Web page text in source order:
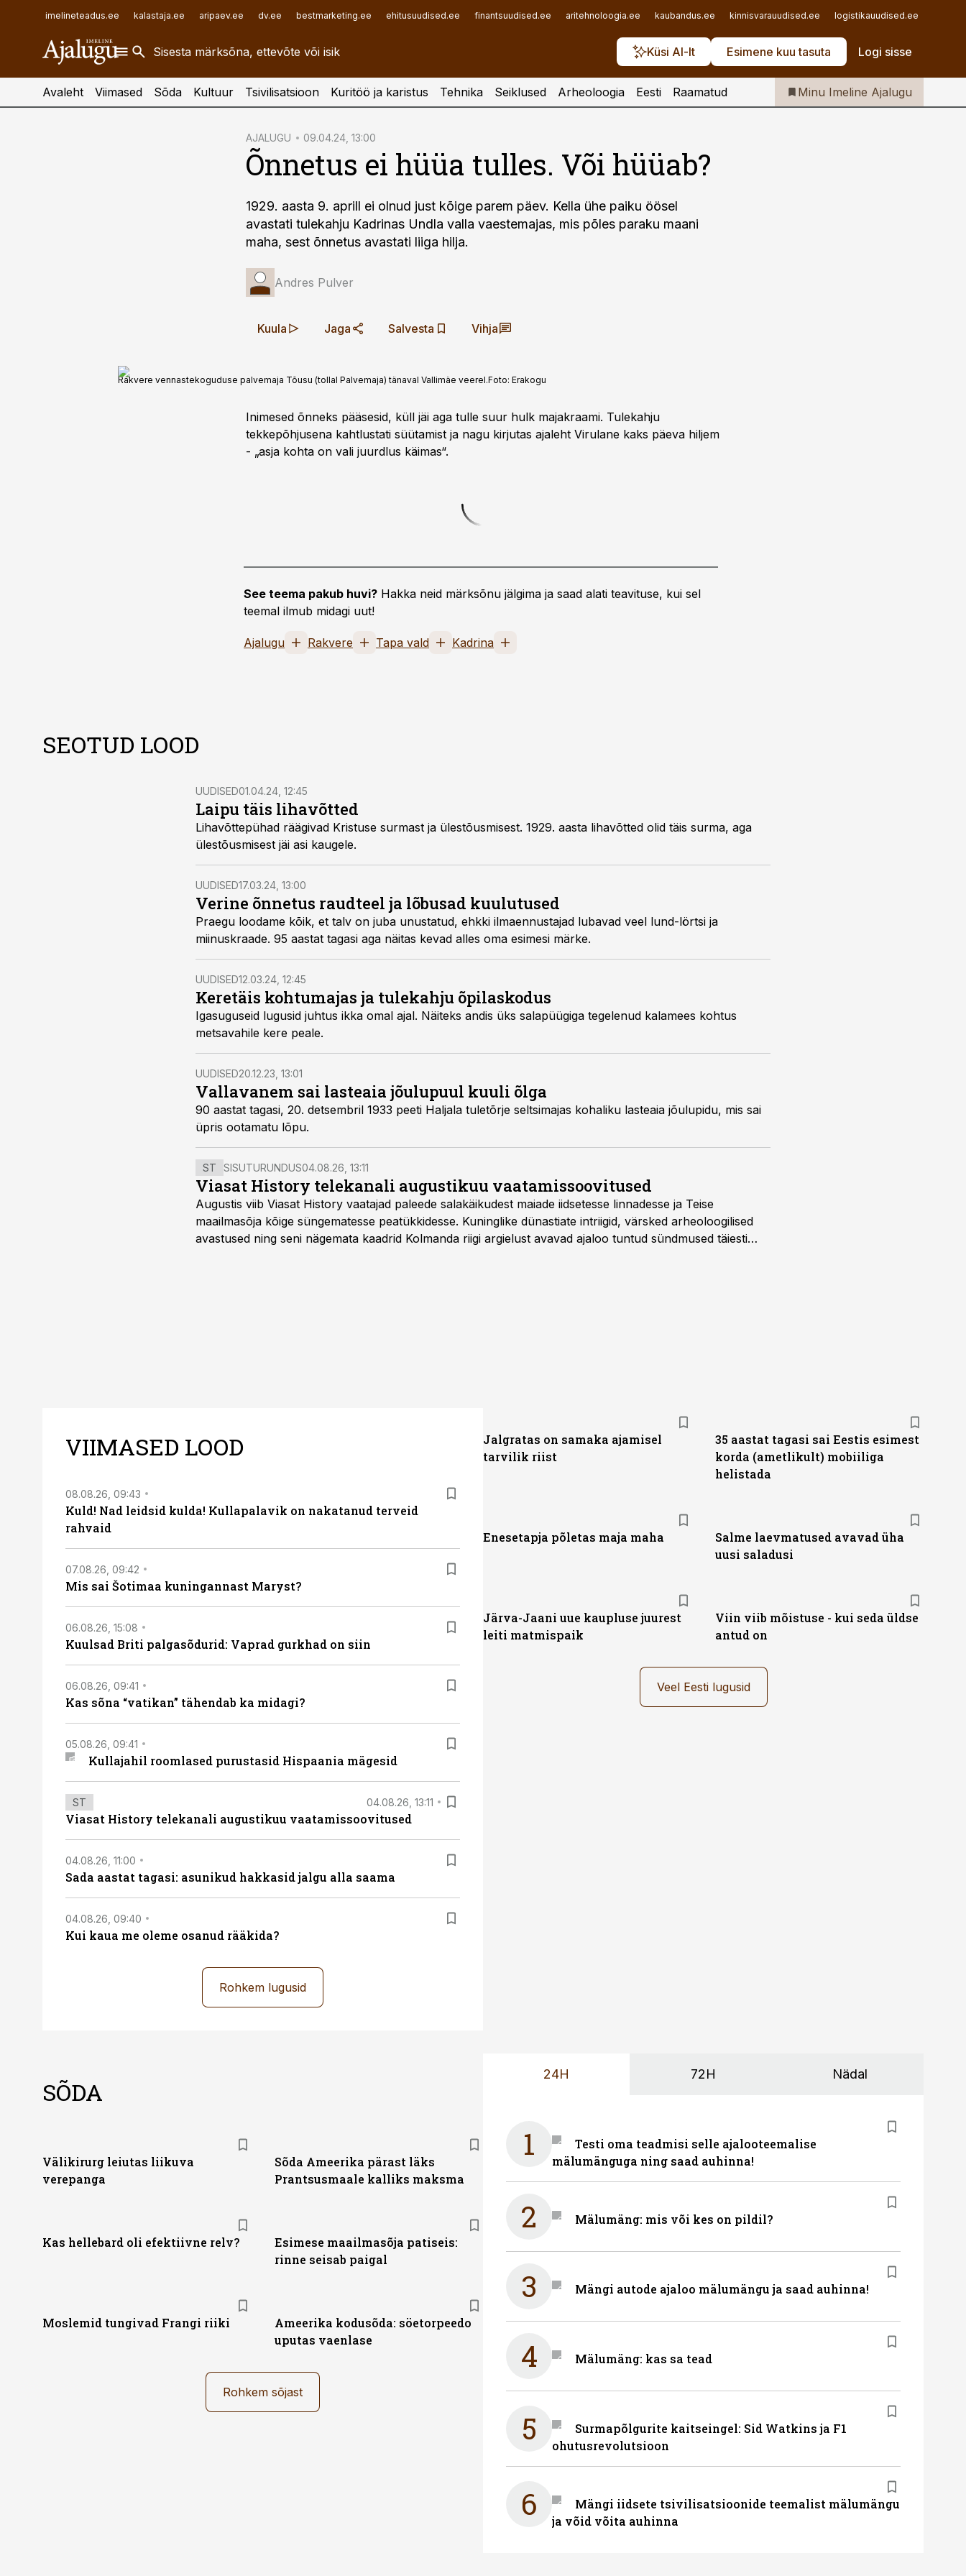
imelineteadus.ee kalastaja.ee aripaev.ee dv.ee bestmarketing.ee ehitusuudised.ee finantsuudised.ee aritehnoloogia.ee kaubandus.ee kinnisvarauudised.ee logistikauudised.ee
Küsi AI-lt Esimene kuu tasuta Logi sisse
finantsuudised.ee
aritehnoloogia.ee
toostusuudised.ee
Iseteenindus
Telli Imeline Ajalugu
Avaleht Viimased Sõda Kultuur Tsivilisatsioon Kuritöö ja karistus Tehnika Seiklused Arheoloogia Eesti Raamatud Minu Imeline Ajalugu
AJALUGU 09.04.24, 13:00
Õnnetus ei hüüa tulles. Või hüüab?
1929. aasta 9. aprill ei olnud just kõige parem päev. Kella ühe paiku öösel
avastati tulekahju Kadrinas Undla valla vaestemajas, mis põles paraku maani
maha, sest õnnetus avastati liiga hilja.
Andres Pulver
Kuula Jaga Salvesta Vihja
Rakvere vennastekoguduse palvemaja Tõusu (tollal Palvemaja) tänaval Vallimäe veerel.Foto: Erakogu
Inimesed õnneks pääsesid, küll jäi aga tulle suur hulk majakraami. Tulekahju
tekkepõhjusena kahtlustati süütamist ja nagu kirjutas ajaleht Virulane kaks päeva hiljem
- „asja kohta on vali juurdlus käimas“.
See teema pakub huvi? Hakka neid märksõnu jälgima ja saad alati teavituse, kui sel
teemal ilmub midagi uut!
Ajalugu Rakvere Tapa vald Kadrina
SEOTUD LOOD
UUDISED01.04.24, 12:45
Laipu täis lihavõtted
Lihavõttepühad räägivad Kristuse surmast ja ülestõusmisest. 1929. aasta lihavõtted olid täis surma, aga
ülestõusmisest jäi asi kaugele.
UUDISED17.03.24, 13:00
Verine õnnetus raudteel ja lõbusad kuulutused
Praegu loodame kõik, et talv on juba unustatud, ehkki ilmaennustajad lubavad veel lund-lörtsi ja
miinuskraade. 95 aastat tagasi aga näitas kevad alles oma esimesi märke.
UUDISED12.03.24, 12:45
Keretäis kohtumajas ja tulekahju õpilaskodus
Igasuguseid lugusid juhtus ikka omal ajal. Näiteks andis üks salapüügiga tegelenud kalamees kohtus
metsavahile kere peale.
UUDISED20.12.23, 13:01
Vallavanem sai lasteaia jõulupuul kuuli õlga
90 aastat tagasi, 20. detsembril 1933 peeti Haljala tuletõrje seltsimajas kohaliku lasteaia jõulupidu, mis sai
üpris ootamatu lõpu.
ST SISUTURUNDUS04.08.26, 13:11
Viasat History telekanali augustikuu vaatamissoovitused
Augustis viib Viasat History vaatajad paleede salakäikudest maiade iidsetesse linnadesse ja Teise
maailmasõja kõige süngematesse peatükkidesse. Kuninglike dünastiate intriigid, värsked arheoloogilised
avastused ning seni nägemata kaadrid Kolmanda riigi argielust avavad ajaloo tuntud sündmused täiesti
VIIMASED LOOD
08.08.26, 09:43
Kuld! Nad leidsid kulda! Kullapalavik on nakatanud terveid
rahvaid
07.08.26, 09:42
Mis sai Šotimaa kuningannast Maryst?
06.08.26, 15:08
Kuulsad Briti palgasõdurid: Vaprad gurkhad on siin
06.08.26, 09:41
Kas sõna “vatikan” tähendab ka midagi?
05.08.26, 09:41
Kullajahil roomlased purustasid Hispaania mägesid
ST 04.08.26, 13:11
Viasat History telekanali augustikuu vaatamissoovitused
04.08.26, 11:00
Sada aastat tagasi: asunikud hakkasid jalgu alla saama
04.08.26, 09:40
Kui kaua me oleme osanud rääkida?
Rohkem lugusid
Jalgratas on samaka ajamisel
tarvilik riist
35 aastat tagasi sai Eestis esimest
korda (ametlikult) mobiiliga
helistada
Enesetapja põletas maja maha
Salme laevmatused avavad üha
uusi saladusi
Järva-Jaani uue kaupluse juurest
leiti matmispaik
Viin viib mõistuse - kui seda üldse
antud on
Veel Eesti lugusid
SÕDA
Välikirurg leiutas liikuva
verepanga
Sõda Ameerika pärast läks
Prantsusmaale kalliks maksma
Kas hellebard oli efektiivne relv?
Esimese maailmasõja patiseis:
rinne seisab paigal
Moslemid tungivad Frangi riiki
Ameerika kodusõda: söetorpeedo
uputas vaenlase
Rohkem sõjast
24H 72H Nädal
1
Testi oma teadmisi selle ajalooteemalise
mälumänguga ning saad auhinna!
2 Mälumäng: mis või kes on pildil?
3 Mängi autode ajaloo mälumängu ja saad auhinna!
4 Mälumäng: kas sa tead
5
Surmapõlgurite kaitseingel: Sid Watkins ja F1
ohutusrevolutsioon
6
Mängi iidsete tsivilisatsioonide teemalist mälumängu
ja võid võita auhinna